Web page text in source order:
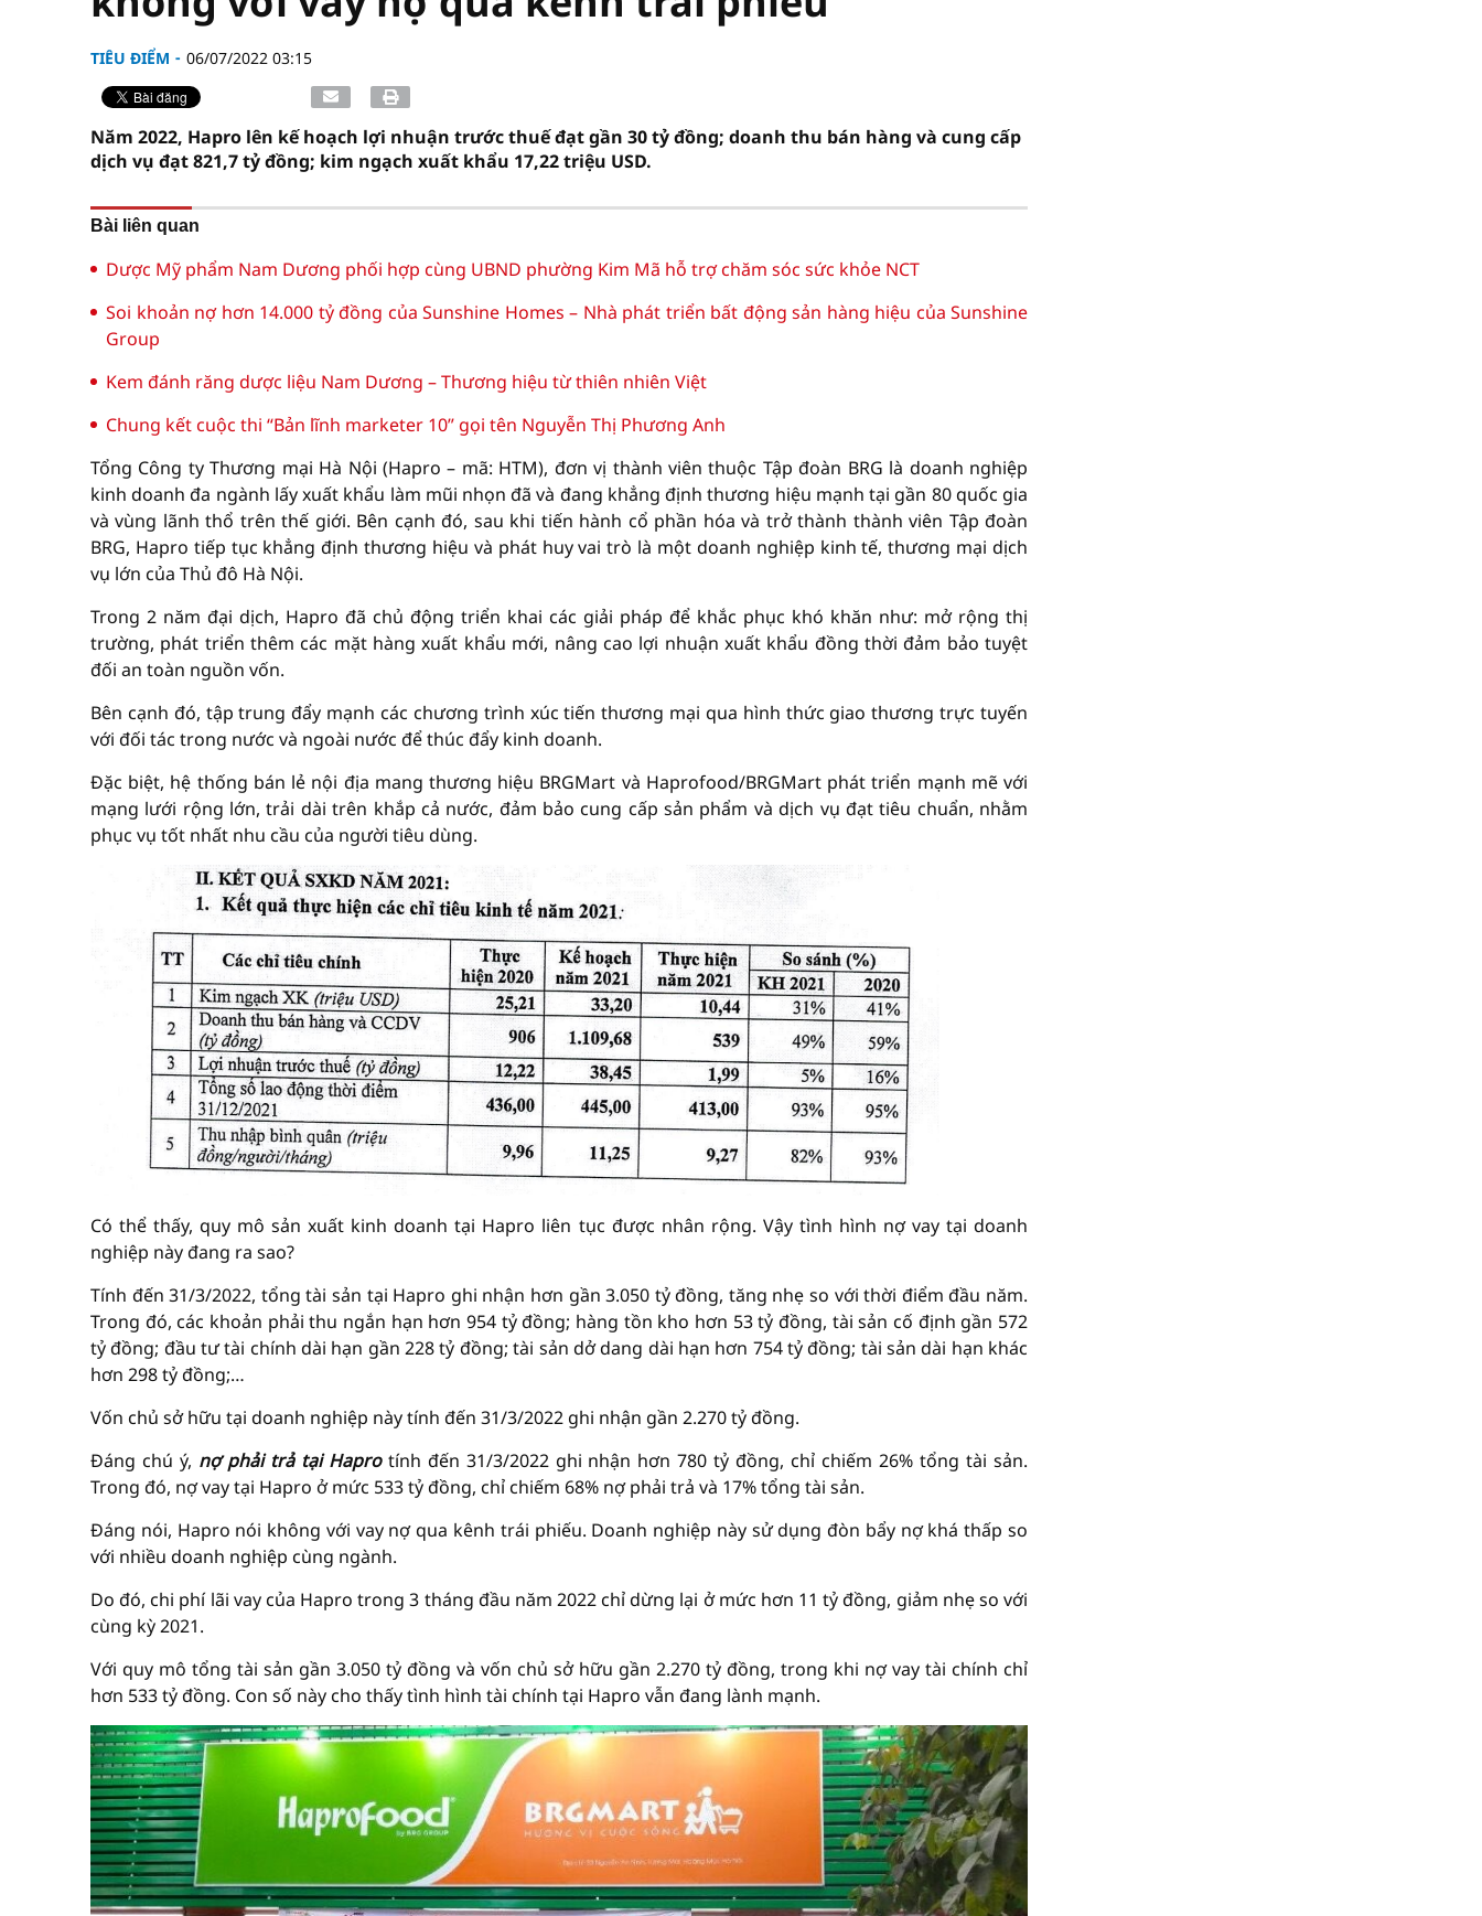
TIÊU ĐIỂM 06/07/2022 03:15
Năm 2022, Hapro lên kế hoạch lợi nhuận trước thuế đạt gần 30 tỷ đồng; doanh thu bán hàng và cung cấp
dịch vụ đạt 821,7 tỷ đồng; kim ngạch xuất khẩu 17,22 triệu USD.
Bài liên quan
Dược Mỹ phẩm Nam Dương phối hợp cùng UBND phường Kim Mã hỗ trợ chăm sóc sức khỏe NCT
Soi khoản nợ hơn 14.000 tỷ đồng của Sunshine Homes – Nhà phát triển bất động sản hàng hiệu của Sunshine
Group
Kem đánh răng dược liệu Nam Dương – Thương hiệu từ thiên nhiên Việt
Chung kết cuộc thi “Bản lĩnh marketer 10” gọi tên Nguyễn Thị Phương Anh
Tổng Công ty Thương mại Hà Nội (Hapro – mã: HTM), đơn vị thành viên thuộc Tập đoàn BRG là doanh nghiệp
kinh doanh đa ngành lấy xuất khẩu làm mũi nhọn đã và đang khẳng định thương hiệu mạnh tại gần 80 quốc gia
và vùng lãnh thổ trên thế giới. Bên cạnh đó, sau khi tiến hành cổ phần hóa và trở thành thành viên Tập đoàn
BRG, Hapro tiếp tục khẳng định thương hiệu và phát huy vai trò là một doanh nghiệp kinh tế, thương mại dịch
vụ lớn của Thủ đô Hà Nội.
Trong 2 năm đại dịch, Hapro đã chủ động triển khai các giải pháp để khắc phục khó khăn như: mở rộng thị
trường, phát triển thêm các mặt hàng xuất khẩu mới, nâng cao lợi nhuận xuất khẩu đồng thời đảm bảo tuyệt
đối an toàn nguồn vốn.
Bên cạnh đó, tập trung đẩy mạnh các chương trình xúc tiến thương mại qua hình thức giao thương trực tuyến
với đối tác trong nước và ngoài nước để thúc đẩy kinh doanh.
Đặc biệt, hệ thống bán lẻ nội địa mang thương hiệu BRGMart và Haprofood/BRGMart phát triển mạnh mẽ với
mạng lưới rộng lớn, trải dài trên khắp cả nước, đảm bảo cung cấp sản phẩm và dịch vụ đạt tiêu chuẩn, nhằm
phục vụ tốt nhất nhu cầu của người tiêu dùng.
Có thể thấy, quy mô sản xuất kinh doanh tại Hapro liên tục được nhân rộng. Vậy tình hình nợ vay tại doanh
nghiệp này đang ra sao?
Tính đến 31/3/2022, tổng tài sản tại Hapro ghi nhận hơn gần 3.050 tỷ đồng, tăng nhẹ so với thời điểm đầu năm.
Trong đó, các khoản phải thu ngắn hạn hơn 954 tỷ đồng; hàng tồn kho hơn 53 tỷ đồng, tài sản cố định gần 572
tỷ đồng; đầu tư tài chính dài hạn gần 228 tỷ đồng; tài sản dở dang dài hạn hơn 754 tỷ đồng; tài sản dài hạn khác
hơn 298 tỷ đồng;…
Vốn chủ sở hữu tại doanh nghiệp này tính đến 31/3/2022 ghi nhận gần 2.270 tỷ đồng.
Đáng chú ý, nợ phải trả tại Haprotính đến 31/3/2022 ghi nhận hơn 780 tỷ đồng, chỉ chiếm 26% tổng tài sản.
Trong đó, nợ vay tại Hapro ở mức 533 tỷ đồng, chỉ chiếm 68% nợ phải trả và 17% tổng tài sản.
Đáng nói, Hapro nói không với vay nợ qua kênh trái phiếu. Doanh nghiệp này sử dụng đòn bẩy nợ khá thấp so
với nhiều doanh nghiệp cùng ngành.
Do đó, chi phí lãi vay của Hapro trong 3 tháng đầu năm 2022 chỉ dừng lại ở mức hơn 11 tỷ đồng, giảm nhẹ so với
cùng kỳ 2021.
Với quy mô tổng tài sản gần 3.050 tỷ đồng và vốn chủ sở hữu gần 2.270 tỷ đồng, trong khi nợ vay tài chính chỉ
hơn 533 tỷ đồng. Con số này cho thấy tình hình tài chính tại Hapro vẫn đang lành mạnh.